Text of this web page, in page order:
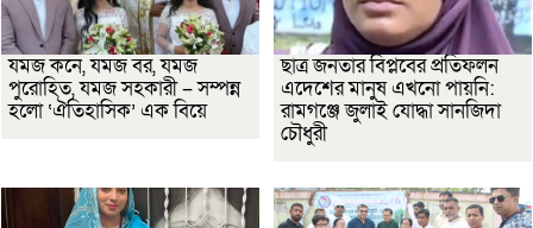
যমজ কনে, যমজ বর, যমজ
পুরোহিত, যমজ সহকারী – সম্পন্ন
হলো ‘ঐতিহাসিক’ এক বিয়ে
ছাত্র জনতার বিপ্লবের প্রতিফলন
এদেশের মানুষ এখনো পায়নি:
রামগঞ্জে জুলাই যোদ্ধা সানজিদা
চৌধুরী